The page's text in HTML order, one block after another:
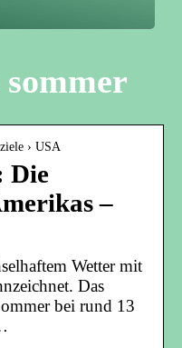
› USA
Die
–
Wetter mit
Das
bei rund 13